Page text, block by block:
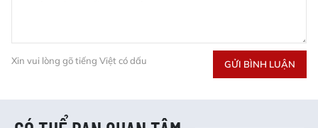
Xin vui lòng gõ tiếng Việt có dấu GỬI BÌNH LUẬN